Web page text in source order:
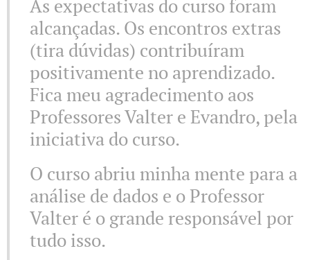
As expectativas do curso foram
alcançadas. Os encontros extras
(tira dúvidas) contribuíram
positivamente no aprendizado.
Fica meu agradecimento aos
Professores Valter e Evandro, pela
iniciativa do curso.
O curso abriu minha mente para a
análise de dados e o Professor
Valter é o grande responsável por
tudo isso.